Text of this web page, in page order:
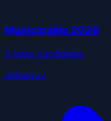
Municipales 2026
3 listes candidates
datagouv